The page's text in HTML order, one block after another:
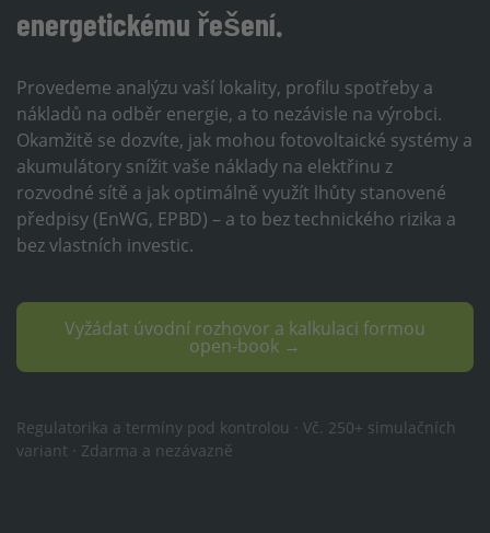
energetickému řešení.
Provedeme analýzu vaší lokality, profilu spotřeby a
nákladů na odběr energie, a to nezávisle na výrobci.
Okamžitě se dozvíte, jak mohou fotovoltaické systémy a
akumulátory snížit vaše náklady na elektřinu z
rozvodné sítě a jak optimálně využít lhůty stanovené
předpisy (EnWG, EPBD) – a to bez technického rizika a
bez vlastních investic.
Vyžádat úvodní rozhovor a kalkulaci formou
open-book →
Regulatorika a termíny pod kontrolou · Vč. 250+ simulačních
variant · Zdarma a nezávazně